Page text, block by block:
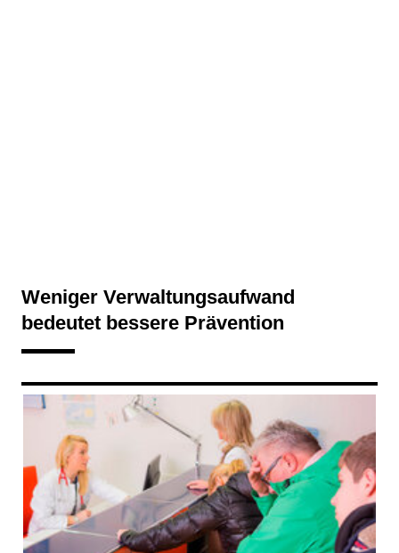
Weniger Verwaltungsaufwand
bedeutet bessere Prävention
169